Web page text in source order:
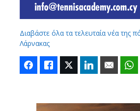
Διαβάστε όλα τα τελευταία νέα της
Λάρνακας
FacebookLike Twitter LinkedIn Email